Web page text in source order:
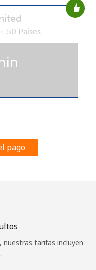
→
50 Países
pago
tarifas incluyen